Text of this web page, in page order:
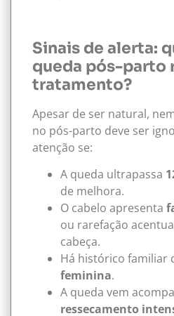
Sinais de alerta:
queda pós-parto
tratamento?
Apesar de ser natural,
no pós-parto deve ser
atenção se:
A queda ultrapassa
de melhora.
O cabelo apresenta
ou rarefação
cabeça.
Há histórico familiar
feminina.
A queda vem
ressecamento